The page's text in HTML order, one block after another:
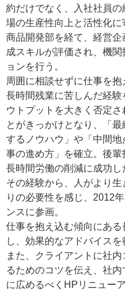
約だけでなく、入社社員
場の生産性向上と活性化に
商品開発部を経て、経営
成スキルが評価され、機
ョンを行う。
周囲に相談せずに仕事を
長時間残業に苦しんだ経
ウトプットを大きく否定
とがきっかけとなり、「
するノウハウ」や「中間
事の進め方」を確立。後
長時間労働の削減に成功し
その経験から、人がより生
りの必要性を感じ、2012
ンスに参画。
仕事を抱え込む傾向にあ
し、効果的なアドバイスを
また、クライアントに社
るためのコツを伝え、社
に広めるべくHPリニュー